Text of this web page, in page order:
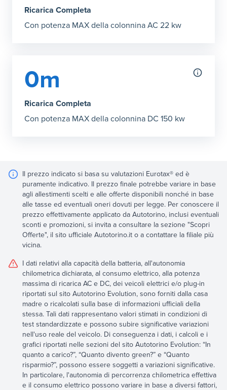
Ricarica Completa
Con potenza MAX della colonnina AC 22 kw
0m
Ricarica Completa
Con potenza MAX della colonnina DC 150 kw
Il prezzo indicato si basa su valutazioni Eurotax® ed è
puramente indicativo. Il prezzo finale potrebbe variare in base
agli allestimenti scelti e alle offerte disponibili nonché in base
alle tasse ed eventuali oneri dovuti per legge. Per conoscere il
prezzo effettivamente applicato da Autotorino, inclusi eventuali
sconti e promozioni, si invita a consultare la sezione "Scopri
Offerte", il sito ufficiale Autotorino.it o a contattare la filiale più
vicina.
I dati relativi alla capacità della batteria, all'autonomia
chilometrica dichiarata, al consumo elettrico, alla potenza
massima di ricarica AC e DC, dei veicoli elettrici e/o plug-in
riportati sul sito Autotorino Evolution, sono forniti dalla casa
madre o ricalcolati sulla base di informazioni ufficiali della
stessa. Tali dati rappresentano valori stimati in condizioni di
test standardizzate e possono subire significative variazioni
nell'uso reale del veicolo. Di conseguenza i dati, i calcoli e i
grafici riportati nelle sezioni del sito Autotorino Evolution: “In
quanto a carico?”, “Quanto divento green?” e “Quanto
risparmio?”, possono essere soggetti a variazioni significative.
In particolare, l'autonomia di percorrenza chilometrica effettiva
e il consumo elettrico possono variare in base a diversi fattori,